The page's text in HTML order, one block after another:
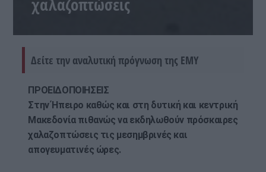
χαλαζοπτώσεις
Δείτε την αναλυτική πρόγνωση της ΕΜΥ
ΠΡΟΕΙΔΟΠΟΙΗΣΕΙΣ
Στην Ήπειρο καθώς και στη δυτική και κεντρική
Μακεδονία πιθανώς να εκδηλωθούν πρόσκαιρες
χαλαζοπτώσεις τις μεσημβρινές και
απογευματινές ώρες.